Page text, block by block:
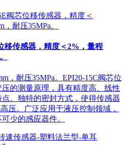
移传感器，精度＜2%，量程
，耐压35MPa。EPI20-15C阀芯位
的测量原理，具有精度高、线性
。独特的密封方式，使得传感器
压。广泛应用于液压控制领域，
少的感应器件。